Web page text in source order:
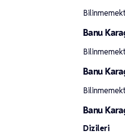
Banu
Banu
Banu
Dizileri